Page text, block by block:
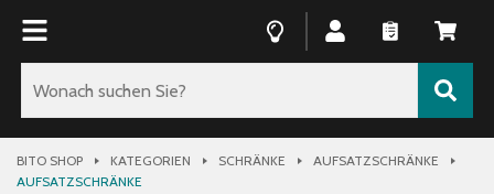
BITO SHOP KATEGORIEN SCHRÄNKE
AUFSATZSCHRÄNKE
AUFSATZSCHRÄNKE